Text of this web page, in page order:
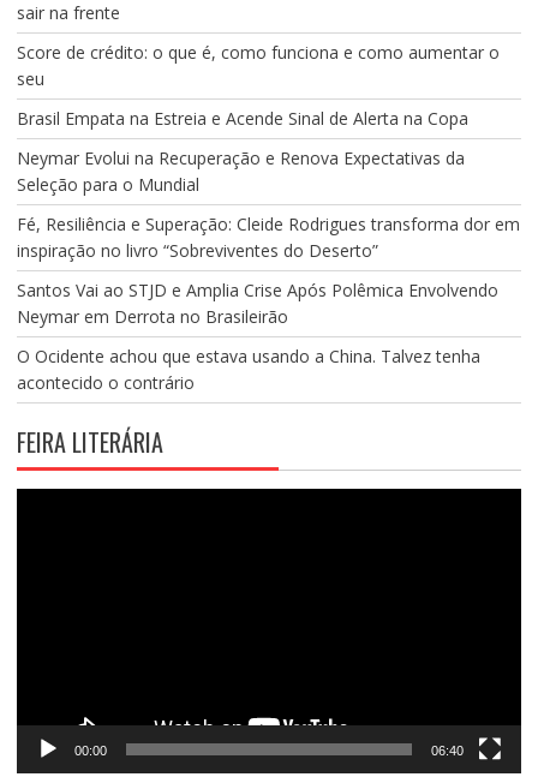
sair na frente
Score de crédito: o que é, como funciona e como aumentar o
seu
Brasil Empata na Estreia e Acende Sinal de Alerta na Copa
Neymar Evolui na Recuperação e Renova Expectativas da
Seleção para o Mundial
Fé, Resiliência e Superação: Cleide Rodrigues transforma dor em
inspiração no livro “Sobreviventes do Deserto”
Santos Vai ao STJD e Amplia Crise Após Polêmica Envolvendo
Neymar em Derrota no Brasileirão
O Ocidente achou que estava usando a China. Talvez tenha
acontecido o contrário
FEIRA LITERÁRIA
00:00 06:40